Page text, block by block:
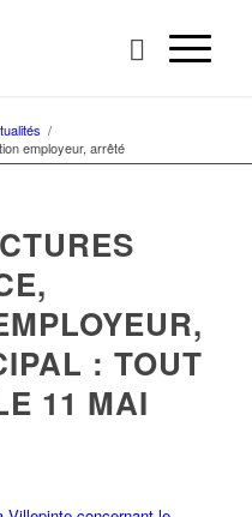
/
employeur, arrêté
: TOUT
11 MAI